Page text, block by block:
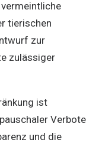
tierischen
zur
zulässiger
ist
Verbote
und die